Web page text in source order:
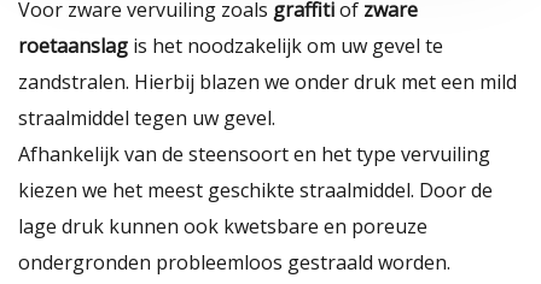
Voor zware vervuiling zoals graffitiof zware
roetaanslag is het noodzakelijk om uw gevel te
zandstralen. Hierbij blazen we onder druk met een mild
straalmiddel tegen uw gevel.
Afhankelijk van de steensoort en het type vervuiling
kiezen we het meest geschikte straalmiddel. Door de
lage druk kunnen ook kwetsbare en poreuze
ondergronden probleemloos gestraald worden.